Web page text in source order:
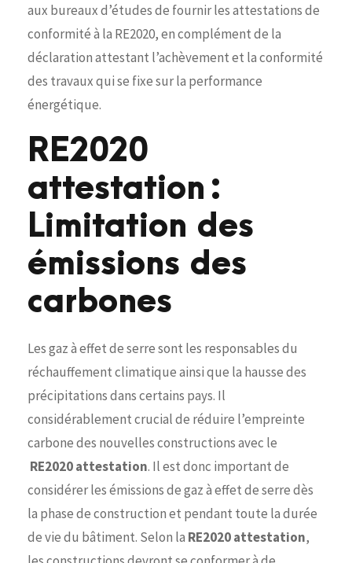
aux bureaux d’études de fournir les attestations de
conformité à la RE2020, en complément de la
déclaration attestant l’achèvement et la conformité
des travaux qui se fixe sur la performance
énergétique.
RE2020
attestation :
Limitation des
émissions des
carbones
Les gaz à effet de serre sont les responsables du
réchauffement climatique ainsi que la hausse des
précipitations dans certains pays. Il
considérablement crucial de réduire l’empreinte
carbone des nouvelles constructions avec le
RE2020 attestation. Il est donc important de
considérer les émissions de gaz à effet de serre dès
la phase de construction et pendant toute la durée
de vie du bâtiment. Selon la RE2020 attestation,